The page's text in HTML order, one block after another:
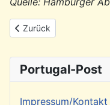
Vorheriger Beitrag:
Zurück
Portugal-Post
Impressum/Kontakt